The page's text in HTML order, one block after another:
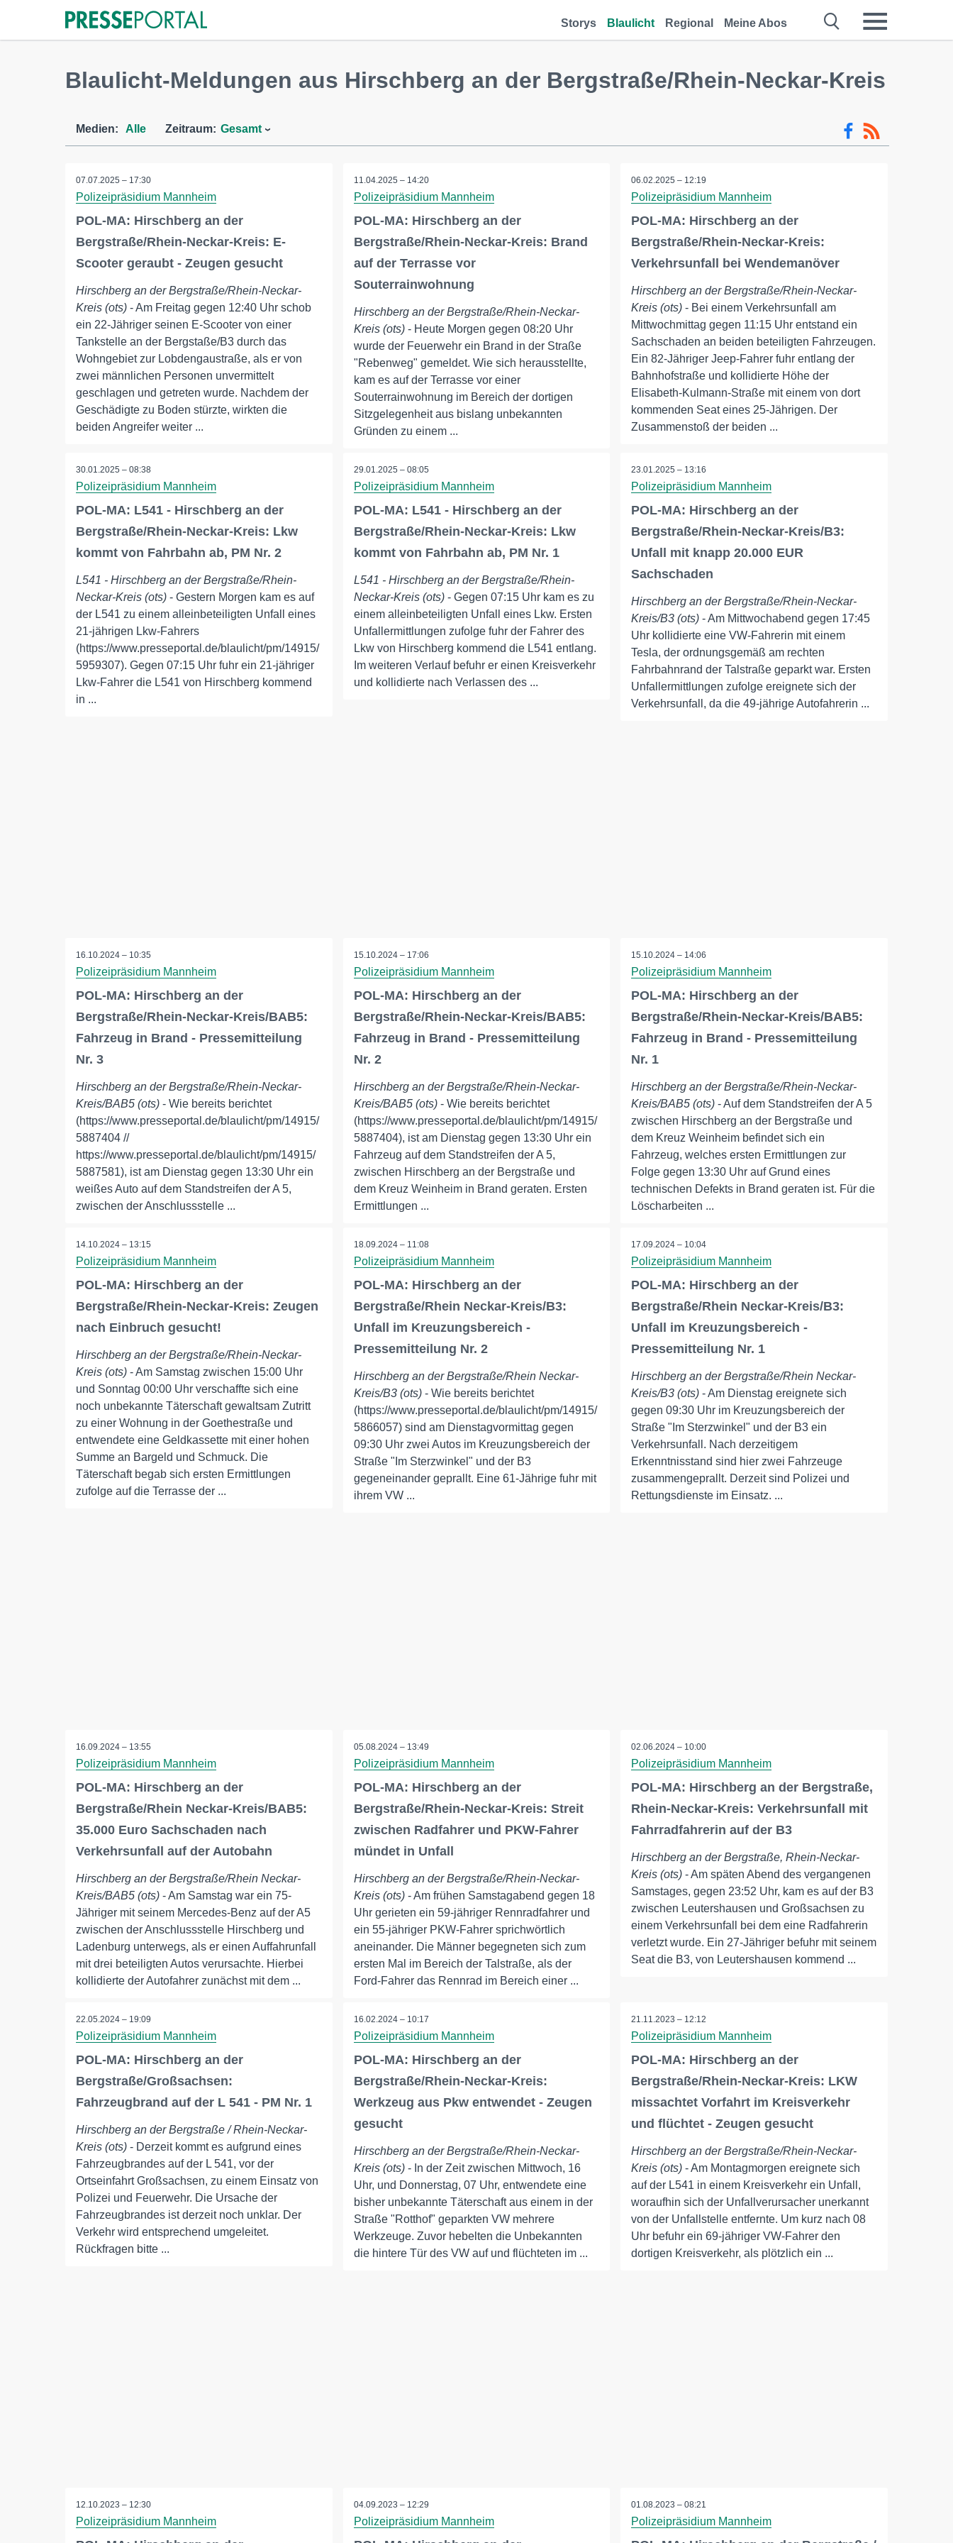
Storys Blaulicht Regional Meine Abos
Blaulicht-Meldungen aus Hirschberg an der Bergstraße/Rhein-Neckar-Kreis
Medien: Alle Zeitraum: Gesamt
07.07.2025 – 17:30
Polizeipräsidium Mannheim
POL-MA: Hirschberg an der
Bergstraße/Rhein-Neckar-Kreis: E-
Scooter geraubt - Zeugen gesucht
Hirschberg an der Bergstraße/Rhein-Neckar-
Kreis (ots) - Am Freitag gegen 12:40 Uhr schob
ein 22-Jähriger seinen E-Scooter von einer
Tankstelle an der Bergstaße/B3 durch das
Wohngebiet zur Lobdengaustraße, als er von
zwei männlichen Personen unvermittelt
geschlagen und getreten wurde. Nachdem der
Geschädigte zu Boden stürzte, wirkten die
beiden Angreifer weiter ...
11.04.2025 – 14:20
Polizeipräsidium Mannheim
POL-MA: Hirschberg an der
Bergstraße/Rhein-Neckar-Kreis: Brand
auf der Terrasse vor
Souterrainwohnung
Hirschberg an der Bergstraße/Rhein-Neckar-
Kreis (ots)- Heute Morgen gegen 08:20 Uhr
wurde der Feuerwehr ein Brand in der Straße
"Rebenweg" gemeldet. Wie sich herausstellte,
kam es auf der Terrasse vor einer
Souterrainwohnung im Bereich der dortigen
Sitzgelegenheit aus bislang unbekannten
Gründen zu einem ...
06.02.2025 – 12:19
Polizeipräsidium Mannheim
POL-MA: Hirschberg an der
Bergstraße/Rhein-Neckar-Kreis:
Verkehrsunfall bei Wendemanöver
Hirschberg an der Bergstraße/Rhein-Neckar-
Kreis (ots) - Bei einem Verkehrsunfall am
Mittwochmittag gegen 11:15 Uhr entstand ein
Sachschaden an beiden beteiligten Fahrzeugen.
Ein 82-Jähriger Jeep-Fahrer fuhr entlang der
Bahnhofstraße und kollidierte Höhe der
Elisabeth-Kulmann-Straße mit einem von dort
kommenden Seat eines 25-Jährigen. Der
Zusammenstoß der beiden ...
30.01.2025 – 08:38
Polizeipräsidium Mannheim
POL-MA: L541 - Hirschberg an der
Bergstraße/Rhein-Neckar-Kreis: Lkw
kommt von Fahrbahn ab, PM Nr. 2
L541 - Hirschberg an der Bergstraße/Rhein-
Neckar-Kreis (ots) - Gestern Morgen kam es auf
der L541 zu einem alleinbeteiligten Unfall eines
21-jährigen Lkw-Fahrers
(https://www.presseportal.de/blaulicht/pm/14915/
5959307). Gegen 07:15 Uhr fuhr ein 21-jähriger
Lkw-Fahrer die L541 von Hirschberg kommend
in ...
29.01.2025 – 08:05
Polizeipräsidium Mannheim
POL-MA: L541 - Hirschberg an der
Bergstraße/Rhein-Neckar-Kreis: Lkw
kommt von Fahrbahn ab, PM Nr. 1
L541 - Hirschberg an der Bergstraße/Rhein-
Neckar-Kreis (ots)- Gegen 07:15 Uhr kam es zu
einem alleinbeteiligten Unfall eines Lkw. Ersten
Unfallermittlungen zufolge fuhr der Fahrer des
Lkw von Hirschberg kommend die L541 entlang.
Im weiteren Verlauf befuhr er einen Kreisverkehr
und kollidierte nach Verlassen des ...
23.01.2025 – 13:16
Polizeipräsidium Mannheim
POL-MA: Hirschberg an der
Bergstraße/Rhein-Neckar-Kreis/B3:
Unfall mit knapp 20.000 EUR
Sachschaden
Hirschberg an der Bergstraße/Rhein-Neckar-
Kreis/B3 (ots) - Am Mittwochabend gegen 17:45
Uhr kollidierte eine VW-Fahrerin mit einem
Tesla, der ordnungsgemäß am rechten
Fahrbahnrand der Talstraße geparkt war. Ersten
Unfallermittlungen zufolge ereignete sich der
Verkehrsunfall, da die 49-jährige Autofahrerin ...
16.10.2024 – 10:35
Polizeipräsidium Mannheim
POL-MA: Hirschberg an der
Bergstraße/Rhein-Neckar-Kreis/BAB5:
Fahrzeug in Brand - Pressemitteilung
Nr. 3
Hirschberg an der Bergstraße/Rhein-Neckar-
Kreis/BAB5 (ots) - Wie bereits berichtet
(https://www.presseportal.de/blaulicht/pm/14915/
5887404 //
https://www.presseportal.de/blaulicht/pm/14915/
5887581), ist am Dienstag gegen 13:30 Uhr ein
weißes Auto auf dem Standstreifen der A 5,
zwischen der Anschlussstelle ...
15.10.2024 – 17:06
Polizeipräsidium Mannheim
POL-MA: Hirschberg an der
Bergstraße/Rhein-Neckar-Kreis/BAB5:
Fahrzeug in Brand - Pressemitteilung
Nr. 2
Hirschberg an der Bergstraße/Rhein-Neckar-
Kreis/BAB5 (ots)- Wie bereits berichtet
(https://www.presseportal.de/blaulicht/pm/14915/
5887404), ist am Dienstag gegen 13:30 Uhr ein
Fahrzeug auf dem Standstreifen der A 5,
zwischen Hirschberg an der Bergstraße und
dem Kreuz Weinheim in Brand geraten. Ersten
Ermittlungen ...
15.10.2024 – 14:06
Polizeipräsidium Mannheim
POL-MA: Hirschberg an der
Bergstraße/Rhein-Neckar-Kreis/BAB5:
Fahrzeug in Brand - Pressemitteilung
Nr. 1
Hirschberg an der Bergstraße/Rhein-Neckar-
Kreis/BAB5 (ots) - Auf dem Standstreifen der A 5
zwischen Hirschberg an der Bergstraße und
dem Kreuz Weinheim befindet sich ein
Fahrzeug, welches ersten Ermittlungen zur
Folge gegen 13:30 Uhr auf Grund eines
technischen Defekts in Brand geraten ist. Für die
Löscharbeiten ...
14.10.2024 – 13:15
Polizeipräsidium Mannheim
POL-MA: Hirschberg an der
Bergstraße/Rhein-Neckar-Kreis: Zeugen
nach Einbruch gesucht!
Hirschberg an der Bergstraße/Rhein-Neckar-
Kreis (ots) - Am Samstag zwischen 15:00 Uhr
und Sonntag 00:00 Uhr verschaffte sich eine
noch unbekannte Täterschaft gewaltsam Zutritt
zu einer Wohnung in der Goethestraße und
entwendete eine Geldkassette mit einer hohen
Summe an Bargeld und Schmuck. Die
Täterschaft begab sich ersten Ermittlungen
zufolge auf die Terrasse der ...
18.09.2024 – 11:08
Polizeipräsidium Mannheim
POL-MA: Hirschberg an der
Bergstraße/Rhein Neckar-Kreis/B3:
Unfall im Kreuzungsbereich -
Pressemitteilung Nr. 2
Hirschberg an der Bergstraße/Rhein Neckar-
Kreis/B3 (ots)- Wie bereits berichtet
(https://www.presseportal.de/blaulicht/pm/14915/
5866057) sind am Dienstagvormittag gegen
09:30 Uhr zwei Autos im Kreuzungsbereich der
Straße "Im Sterzwinkel" und der B3
gegeneinander geprallt. Eine 61-Jährige fuhr mit
ihrem VW ...
17.09.2024 – 10:04
Polizeipräsidium Mannheim
POL-MA: Hirschberg an der
Bergstraße/Rhein Neckar-Kreis/B3:
Unfall im Kreuzungsbereich -
Pressemitteilung Nr. 1
Hirschberg an der Bergstraße/Rhein Neckar-
Kreis/B3 (ots) - Am Dienstag ereignete sich
gegen 09:30 Uhr im Kreuzungsbereich der
Straße "Im Sterzwinkel" und der B3 ein
Verkehrsunfall. Nach derzeitigem
Erkenntnisstand sind hier zwei Fahrzeuge
zusammengeprallt. Derzeit sind Polizei und
Rettungsdienste im Einsatz. ...
16.09.2024 – 13:55
Polizeipräsidium Mannheim
POL-MA: Hirschberg an der
Bergstraße/Rhein Neckar-Kreis/BAB5:
35.000 Euro Sachschaden nach
Verkehrsunfall auf der Autobahn
Hirschberg an der Bergstraße/Rhein Neckar-
Kreis/BAB5 (ots) - Am Samstag war ein 75-
Jähriger mit seinem Mercedes-Benz auf der A5
zwischen der Anschlussstelle Hirschberg und
Ladenburg unterwegs, als er einen Auffahrunfall
mit drei beteiligten Autos verursachte. Hierbei
kollidierte der Autofahrer zunächst mit dem ...
05.08.2024 – 13:49
Polizeipräsidium Mannheim
POL-MA: Hirschberg an der
Bergstraße/Rhein-Neckar-Kreis: Streit
zwischen Radfahrer und PKW-Fahrer
mündet in Unfall
Hirschberg an der Bergstraße/Rhein-Neckar-
Kreis (ots)- Am frühen Samstagabend gegen 18
Uhr gerieten ein 59-jähriger Rennradfahrer und
ein 55-jähriger PKW-Fahrer sprichwörtlich
aneinander. Die Männer begegneten sich zum
ersten Mal im Bereich der Talstraße, als der
Ford-Fahrer das Rennrad im Bereich einer ...
02.06.2024 – 10:00
Polizeipräsidium Mannheim
POL-MA: Hirschberg an der Bergstraße,
Rhein-Neckar-Kreis: Verkehrsunfall mit
Fahrradfahrerin auf der B3
Hirschberg an der Bergstraße, Rhein-Neckar-
Kreis (ots) - Am späten Abend des vergangenen
Samstages, gegen 23:52 Uhr, kam es auf der B3
zwischen Leutershausen und Großsachsen zu
einem Verkehrsunfall bei dem eine Radfahrerin
verletzt wurde. Ein 27-Jähriger befuhr mit seinem
Seat die B3, von Leutershausen kommend ...
22.05.2024 – 19:09
Polizeipräsidium Mannheim
POL-MA: Hirschberg an der
Bergstraße/Großsachsen:
Fahrzeugbrand auf der L 541 - PM Nr. 1
Hirschberg an der Bergstraße / Rhein-Neckar-
Kreis (ots) - Derzeit kommt es aufgrund eines
Fahrzeugbrandes auf der L 541, vor der
Ortseinfahrt Großsachsen, zu einem Einsatz von
Polizei und Feuerwehr. Die Ursache der
Fahrzeugbrandes ist derzeit noch unklar. Der
Verkehr wird entsprechend umgeleitet.
Rückfragen bitte ...
16.02.2024 – 10:17
Polizeipräsidium Mannheim
POL-MA: Hirschberg an der
Bergstraße/Rhein-Neckar-Kreis:
Werkzeug aus Pkw entwendet - Zeugen
gesucht
Hirschberg an der Bergstraße/Rhein-Neckar-
Kreis (ots)- In der Zeit zwischen Mittwoch, 16
Uhr, und Donnerstag, 07 Uhr, entwendete eine
bisher unbekannte Täterschaft aus einem in der
Straße "Rotthof" geparkten VW mehrere
Werkzeuge. Zuvor hebelten die Unbekannten
die hintere Tür des VW auf und flüchteten im ...
21.11.2023 – 12:12
Polizeipräsidium Mannheim
POL-MA: Hirschberg an der
Bergstraße/Rhein-Neckar-Kreis: LKW
missachtet Vorfahrt im Kreisverkehr
und flüchtet - Zeugen gesucht
Hirschberg an der Bergstraße/Rhein-Neckar-
Kreis (ots) - Am Montagmorgen ereignete sich
auf der L541 in einem Kreisverkehr ein Unfall,
woraufhin sich der Unfallverursacher unerkannt
von der Unfallstelle entfernte. Um kurz nach 08
Uhr befuhr ein 69-jähriger VW-Fahrer den
dortigen Kreisverkehr, als plötzlich ein ...
12.10.2023 – 12:30
Polizeipräsidium Mannheim
04.09.2023 – 12:29
Polizeipräsidium Mannheim
01.08.2023 – 08:21
Polizeipräsidium Mannheim